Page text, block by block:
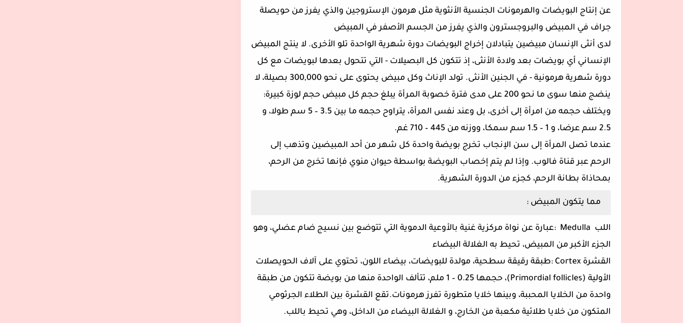
عن إنتاج البويضات والهرمونات الجنسية الأنثوية مثل هرمون الإستروجين والذي يفرز من حويصلة
جراف في المبيض والبروجسترون والذي يفرز من الجسم الأصفر في المبيض
لدى أنثى الإنسان مبيضين يتبادلان إخراج البويضات دورة شهرية الواحدة تلو الأخرى. لا ينتج المبيض
الإنساني أي بويضات بعد ولادة الأنثى، إذ تتكون كل البصيلات - التي تتحول بعدها لبويضات مع كل
دورة شهرية هرمونية - في الجنين الأنثى. تولد الإناث وكل مبيض يحتوى على نحو 300,000 بصيلة، لا
ينضج منها سوى ما نحو 200 على مدى فترة خصوبة المرأة يبلغ حجم كل مبيض حجم لوزة كبيرة:
ويختلف حجمه من امرأة إلى أخرى، بل وعند نفس المرأة، يتراوح حجمه ما بين 3.5 – 5 سم طولا، و
2.5 سم عرضا، و 1 – 1.5 سم سمكا، ووزنه من 445 – 710 غم.
عندما تصل المرأة إلى سن الإنجاب تخرج بويضة واحدة كل شهر من أحد المبيضين وتذهب إلى
الرحم عبر قناة فالوب. وإذا لم يتم إخصاب البويضة بواسطة حيوان منوي فإنها تخرج من الرحم،
بمحاذاة بطانة الرحم، كجزء من الدورة الشهرية.
مما يتكون المبيض :
اللب Medulla :عبارة عن نواة مركزية غنية بالأوعية الدموية التي تتوضع بين نسيج ضام عضلي، وهو
الجزء الأكبر من المبيض، تحيط به الغلالة البيضاء
القشرة Cortex‏ :طبقة رقيقة سطحية، مولدة للبويضات، بيضاء اللون، تحتوي على آلاف الحويصلات
الأولية (Primordial follicles)‏، حجمها 0.25 – 1 ملم، تتألف الواحدة منها من بويضة تتكون من طبقة
واحدة من الخلايا المحببة، وبينها خلايا متطورة تفرز هرمونات.تقع القشرة بين الطلاء الجرثومي
المتكون من خلايا طلائية مكعبة من الخارج، و الغلالة البيضاء من الداخل، وهي تحيط باللب.